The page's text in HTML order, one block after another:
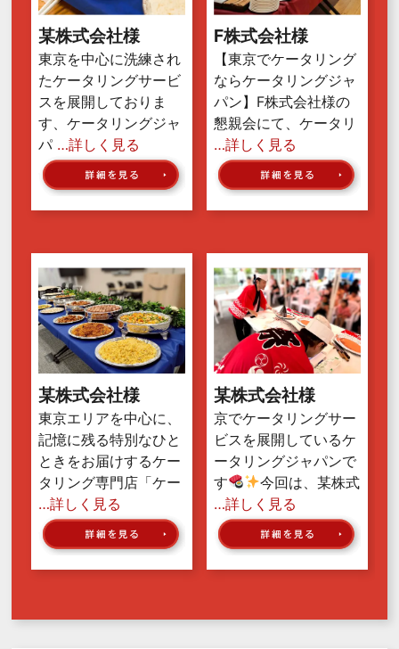
某株式会社様
東京を中心に洗練され
たケータリングサービ
スを展開しておりま
す、ケータリングジャ
パ …詳しく見る
F株式会社様
【東京でケータリング
ならケータリングジャ
パン】F株式会社様の
懇親会にて、ケータリ
…詳しく見る
某株式会社様
東京エリアを中心に、
記憶に残る特別なひと
ときをお届けするケー
タリング専門店「ケー
…詳しく見る
某株式会社様
京でケータリングサー
ビスを展開しているケ
ータリングジャパンで
す
今回は、某株式
…詳しく見る